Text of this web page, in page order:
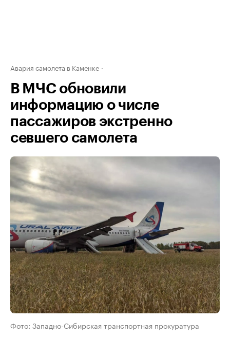
Авария самолета в Каменке
В МЧС обновили
информацию о числе
пассажиров экстренно
севшего самолета
Фото: Западно-Сибирская транспортная прокуратура